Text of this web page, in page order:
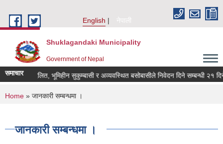
English
नेपाली
Shuklagandaki Municipality
Government of Nepal
समाचार
भूमिहीन दलित, भूमिहीन सुकुम्बासी र अव्यवस्थित बसोबासीले निवेदन दिने सम्बन्धी २१ दिने
You are here
Home » जानकारी सम्बन्धमा ।
जानकारी सम्बन्धमा ।